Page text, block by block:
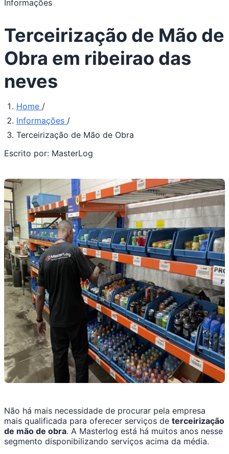
Informações
Terceirização de Mão de
Obra em ribeirao das
neves
Home /
Informações /
Terceirização de Mão de Obra
Escrito por: MasterLog
Não há mais necessidade de procurar pela empresa
mais qualificada para oferecer serviços de terceirização
de mão de obra. A Masterlog está há muitos anos nesse
segmento disponibilizando serviços acima da média.